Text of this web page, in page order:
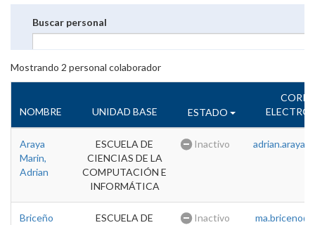
Buscar personal
Mostrando 2 personal colaborador
NOMBRE UNIDAD BASE ESTADO
Araya
Marin,
Adrian
ESCUELA DE
CIENCIAS DE LA
COMPUTACIÓN E
INFORMÁTICA
Inactivo
Briceño
ESCUELA DE
Inactivo